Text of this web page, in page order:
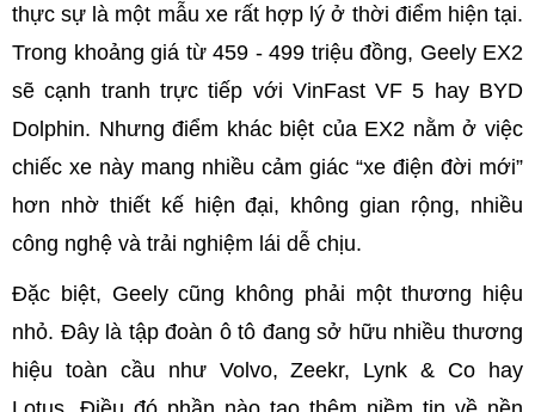
thực sự là một mẫu xe rất hợp lý ở thời điểm hiện tại.
Trong khoảng giá từ 459 - 499 triệu đồng, Geely EX2
sẽ cạnh tranh trực tiếp với VinFast VF 5 hay BYD
Dolphin. Nhưng điểm khác biệt của EX2 nằm ở việc
chiếc xe này mang nhiều cảm giác “xe điện đời mới”
hơn nhờ thiết kế hiện đại, không gian rộng, nhiều
công nghệ và trải nghiệm lái dễ chịu.
Đặc biệt, Geely cũng không phải một thương hiệu
nhỏ. Đây là tập đoàn ô tô đang sở hữu nhiều thương
hiệu toàn cầu như Volvo, Zeekr, Lynk & Co hay